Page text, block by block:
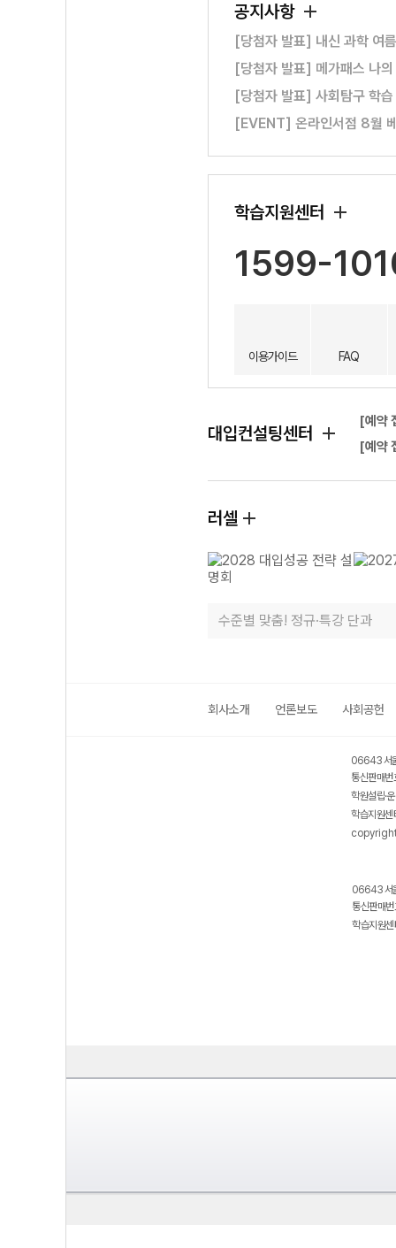
공지사항
[당첨자 발표] 내신 과학 여
[당첨자 발표] 메가패스 나
[당첨자 발표] 사회탐구 학
[EVENT] 온라인서점 8월
학습지원센터
1599-
이용가이드 FAQ
대입컨설팅센터
[예약
[예약
러셀
수준별 맞춤! 정규·특강 단과
회사소개 언론보도 사회공헌
06643 서
통신판매
학원설립·
학습지원
06643 서
통신판매
학습지원